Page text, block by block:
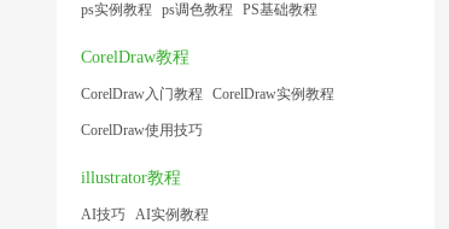
ps实例教程 ps调色教程 PS基础教程
CorelDraw教程
CorelDraw入门教程 CorelDraw实例教程
CorelDraw使用技巧
illustrator教程
AI技巧 AI实例教程